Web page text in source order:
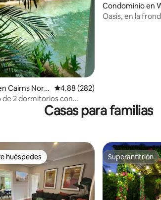
Cairns Nort
Calificación promedio: 4.88 de
4.88 (282)
2 dormitorios con
desde el balcón
Condominio en
Oasis, en la
Casas para familias
huéspedes
huéspedes Superanfitrión
Superanfitrión